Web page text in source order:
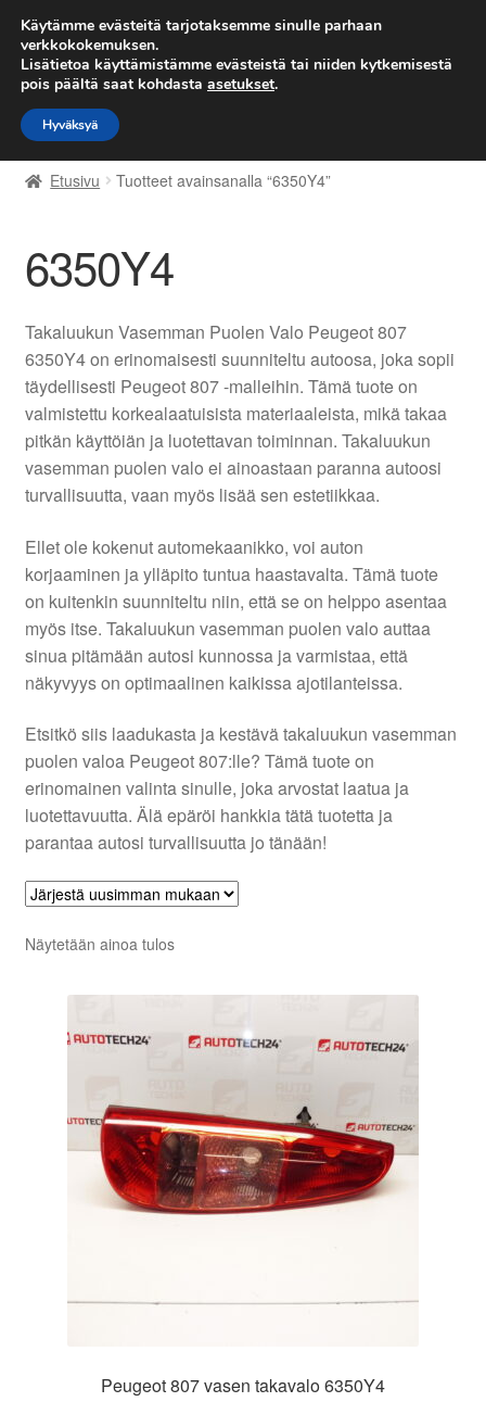
TOIMITUS alkaen 7 EUR
Siirry
navigointiin
Siirry
sisältöön
Etusivu
Kärry
Käyttöehdot
Maailmanlaajuinen toimitus
Maksut
Meistä
Ota yhteyttä
Reklamaatiomenettely
Tarkista
Tilini
Valitukset
Etusivu Tuotteet avainsanalla “6350Y4”
6350Y4
Takaluukun Vasemman Puolen Valo Peugeot 807
6350Y4 on erinomaisesti suunniteltu autoosa, joka sopii
täydellisesti Peugeot 807 -malleihin. Tämä tuote on
valmistettu korkealaatuisista materiaaleista, mikä takaa
pitkän käyttöiän ja luotettavan toiminnan. Takaluukun
vasemman puolen valo ei ainoastaan paranna autoosi
turvallisuutta, vaan myös lisää sen estetiikkaa.
Ellet ole kokenut automekaanikko, voi auton
korjaaminen ja ylläpito tuntua haastavalta. Tämä tuote
on kuitenkin suunniteltu niin, että se on helppo asentaa
myös itse. Takaluukun vasemman puolen valo auttaa
sinua pitämään autosi kunnossa ja varmistaa, että
näkyvyys on optimaalinen kaikissa ajotilanteissa.
Etsitkö siis laadukasta ja kestävä takaluukun vasemman
puolen valoa Peugeot 807:lle? Tämä tuote on
erinomainen valinta sinulle, joka arvostat laatua ja
luotettavuutta. Älä epäröi hankkia tätä tuotetta ja
parantaa autosi turvallisuutta jo tänään!
Näytetään ainoa tulos
Peugeot 807 vasen takavalo 6350Y4
Käytämme evästeitä tarjotaksemme sinulle parhaan
verkkokokemuksen.
Lisätietoa käyttämistämme evästeistä tai niiden kytkemisestä
pois päältä saat kohdasta asetukset.
Hyväksyä